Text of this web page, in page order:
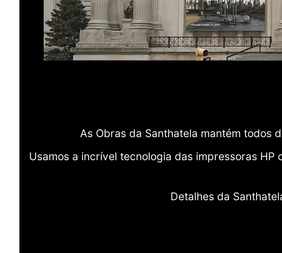
As Obras da Santhatela mantém todos
Usamos a incrível tecnologia das impressoras HP
Detalhes da